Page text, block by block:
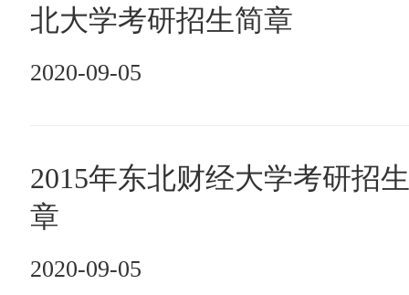
北大学考研招生简章
2020-09-05
2015年东北财经大学考研招
章
2020-09-05